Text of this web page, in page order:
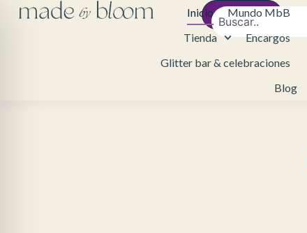
Inicio
Mundo MbB
Tienda
Encargos
Glitter bar & celebraciones
Blog
Contacto